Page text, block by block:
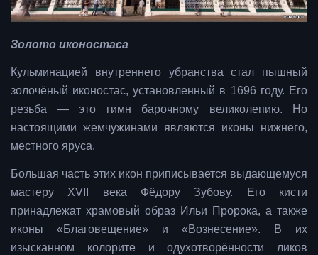
Золото иконостаса
Кульминацией внутреннего убранства стал пышный
золочёный иконостас, установленный в 1696 году. Его
резьба — это гимн барочному великолепию. Но
настоящими жемчужинами являются иконы нижнего,
местного яруса.
Большая часть этих икон приписывается выдающемуся
мастеру XVII века Фёдору Зубову. Его кисти
принадлежат храмовый образ Ильи Пророка, а также
иконы «Благовещение» и «Вознесение». В их
изысканном колорите и одухотворённости ликов